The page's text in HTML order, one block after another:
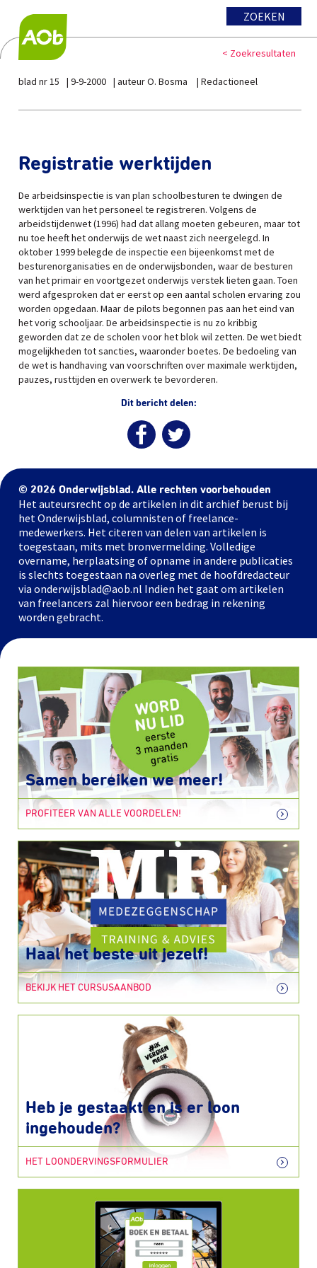
ZOEKEN
< Zoekresultaten
blad nr 15 9-9-2000 auteur O. Bosma Redactioneel
Registratie werktijden
De arbeidsinspectie is van plan schoolbesturen te dwingen de
werktijden van het personeel te registreren. Volgens de
arbeidstijdenwet (1996) had dat allang moeten gebeuren, maar tot
nu toe heeft het onderwijs de wet naast zich neergelegd. In
oktober 1999 belegde de inspectie een bijeenkomst met de
besturenorganisaties en de onderwijsbonden, waar de besturen
van het primair en voortgezet onderwijs verstek lieten gaan. Toen
werd afgesproken dat er eerst op een aantal scholen ervaring zou
worden opgedaan. Maar de pilots begonnen pas aan het eind van
het vorig schooljaar. De arbeidsinspectie is nu zo kribbig
geworden dat ze de scholen voor het blok wil zetten. De wet biedt
mogelijkheden tot sancties, waaronder boetes. De bedoeling van
de wet is handhaving van voorschriften over maximale werktijden,
pauzes, rusttijden en overwerk te bevorderen.
Dit bericht delen:
© 2026 Onderwijsblad. Alle rechten voorbehouden
Het auteursrecht op de artikelen in dit archief berust bij
het Onderwijsblad, columnisten of freelance-
medewerkers. Het citeren van delen van artikelen is
toegestaan, mits met bronvermelding. Volledige
overname, herplaatsing of opname in andere publicaties
is slechts toegestaan na overleg met de hoofdredacteur
via onderwijsblad@aob.nl Indien het gaat om artikelen
van freelancers zal hiervoor een bedrag in rekening
worden gebracht.
Samen bereiken we meer!
PROFITEER VAN ALLE VOORDELEN!
Haal het beste uit jezelf!
BEKIJK HET CURSUSAANBOD
Heb je gestaakt en is er loon
ingehouden?
HET LOONDERVINGSFORMULIER